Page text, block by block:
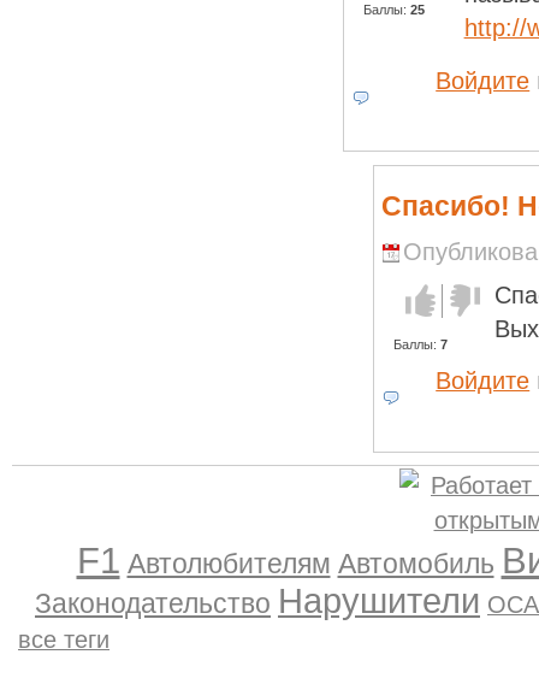
Баллы: 25
http://
Войдите
Спасибо!
Голос за!Голос
против!
Баллы: 7
Войдите
F1 Автолюбителям Автомобиль
Законодательство Нарушители
все теги